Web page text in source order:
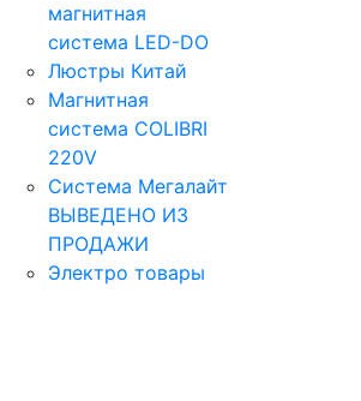
магнитная
система LED-DO
Люстры Китай
Магнитная
система COLIBRI
220V
Система Мегалайт
ВЫВЕДЕНО ИЗ
ПРОДАЖИ
Электро товары